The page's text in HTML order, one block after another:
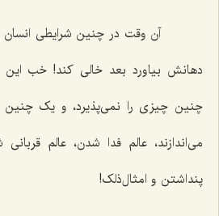
آن وقت در چنین شرایطی انسان
دهانش بیاورد بعد خالی کند! خب
چنین چیزی را نمی‌پذیرد، و یک
می‌اندازند، عالم فدا شدن، عالم
پنداشتن و امثال‌ذلک!